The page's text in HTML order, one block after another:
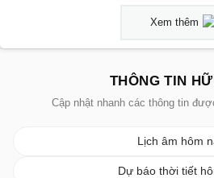
Xem thêm
THÔNG TIN
Cập nhật nhanh các thông tin
Lịch âm hôm
Dự báo thời tiết